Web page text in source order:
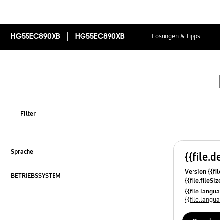
HG55EC890XB HG55EC890XB Lösungen & Tipps
Filter
Sprache
BETRIEBSSYSTEM
Version